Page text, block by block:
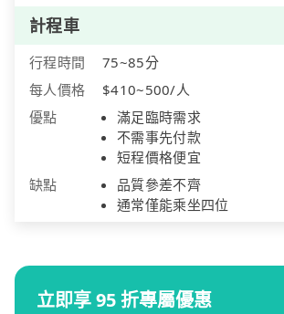
計程車
行程時間
75~85分
每人價格
$410~500/人
優點
滿足臨時需求
不需事先付款
短程價格便宜
缺點
品質參差不齊
通常僅能乘坐四位
立即享 95 折專屬優惠